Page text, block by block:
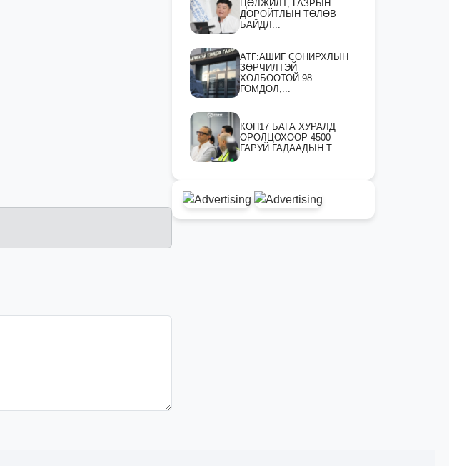
ЦӨЛЖИЛТ, ГАЗРЫН
ДОРОЙТЛЫН ТӨЛӨВ
БАЙДЛ...
АТГ:АШИГ СОНИРХЛЫН
ЗӨРЧИЛТЭЙ
ХОЛБООТОЙ 98
ГОМДОЛ,...
КОП17 БАГА ХУРАЛД
ОРОЛЦОХООР 4500
ГАРУЙ ГАДААДЫН Т...